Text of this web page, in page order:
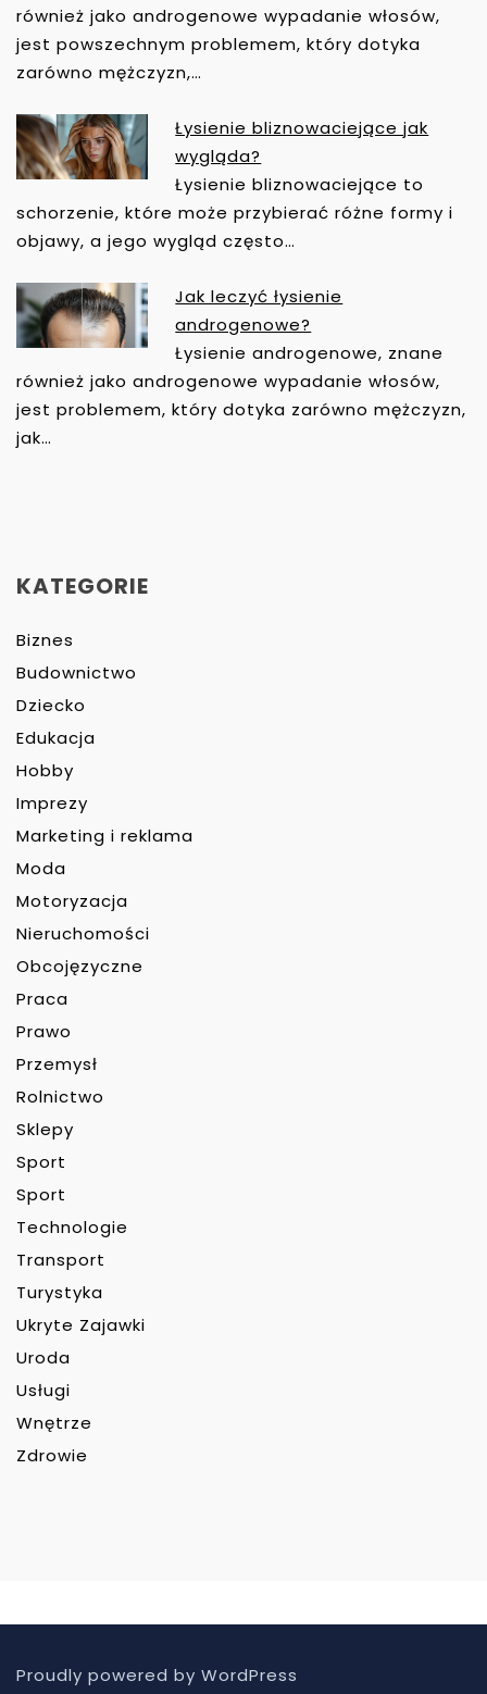
również jako androgenowe wypadanie włosów,
jest powszechnym problemem, który dotyka
zarówno mężczyzn,…
Łysienie bliznowaciejące jak
wygląda?
Łysienie bliznowaciejące to
schorzenie, które może przybierać różne formy i
objawy, a jego wygląd często…
Jak leczyć łysienie
androgenowe?
Łysienie androgenowe, znane
również jako androgenowe wypadanie włosów,
jest problemem, który dotyka zarówno mężczyzn,
jak…
KATEGORIE
Biznes
Budownictwo
Dziecko
Edukacja
Hobby
Imprezy
Marketing i reklama
Moda
Motoryzacja
Nieruchomości
Obcojęzyczne
Praca
Prawo
Przemysł
Rolnictwo
Sklepy
Sport
Sport
Technologie
Transport
Turystyka
Ukryte Zajawki
Uroda
Usługi
Wnętrze
Zdrowie
Proudly powered by WordPress